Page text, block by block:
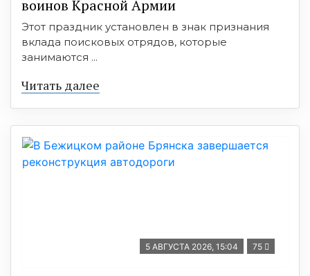
воинов Красной Армии
Этот праздник установлен в знак признания
вклада поисковых отрядов, которые
занимаются ...
Читать далее
5 АВГУСТА 2026, 15:04 75